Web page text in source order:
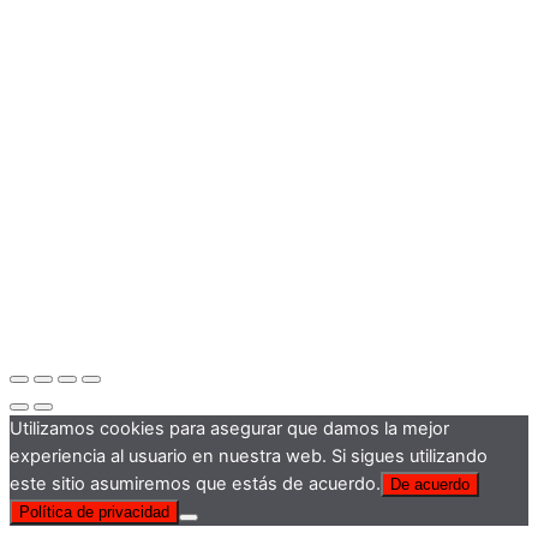
Utilizamos cookies para asegurar que damos la mejor
experiencia al usuario en nuestra web. Si sigues utilizando
este sitio asumiremos que estás de acuerdo.
De acuerdo
Política de privacidad